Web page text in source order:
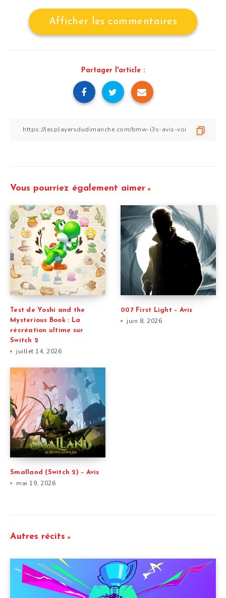
Afficher les commentaires
Partager l'article :
Vous pourriez également aimer
Test de Yoshi and the
Mysterious Book : La
récréation ultime sur
Switch 2
juillet 14, 2026
007 First Light – Avis
juin 8, 2026
Smalland (Switch 2) – Avis
mai 19, 2026
Autres récits